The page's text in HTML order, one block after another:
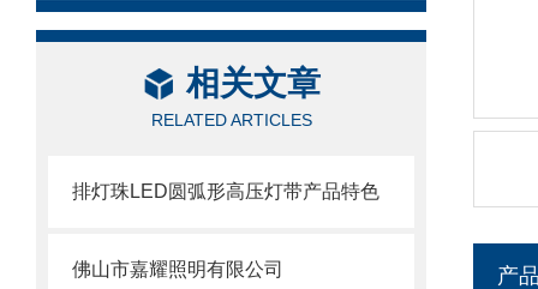
相关文章
RELATED ARTICLES
排灯珠LED圆弧形高压灯带产品特色
佛山市嘉耀照明有限公司 产